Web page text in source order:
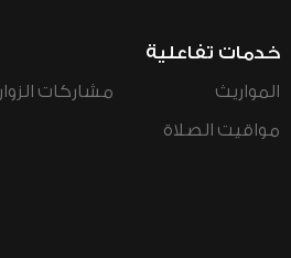
خدمات تفاعلية
المواريث
مواقيت الصلاة
مشاركات الزوار